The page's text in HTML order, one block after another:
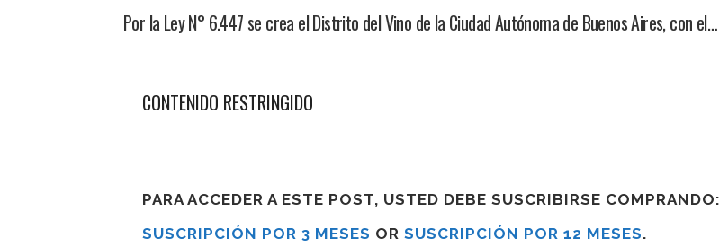
Por la Ley N° 6.447 se crea el Distrito del Vino de la Ciudad Autónoma de Buenos Aires, con el…
CONTENIDO RESTRINGIDO
PARA ACCEDER A ESTE POST, USTED DEBE SUSCRIBIRSE COMPRANDO:
SUSCRIPCIÓN POR 3 MESES OR SUSCRIPCIÓN POR 12 MESES.